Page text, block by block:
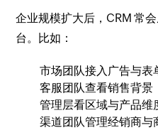
企业规模扩大后，CRM 常
台。比如：
市场团队接入广告与表
客服团队查看销售背景
管理层看区域与产品维
渠道团队管理经销商与